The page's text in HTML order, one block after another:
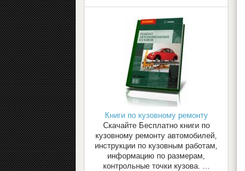
Книги по кузовному ремонту
Скачайте Бесплатно книги по
кузовному ремонту автомобилей,
инструкции по кузовным работам,
информацию по размерам,
контрольные точки кузова. ...